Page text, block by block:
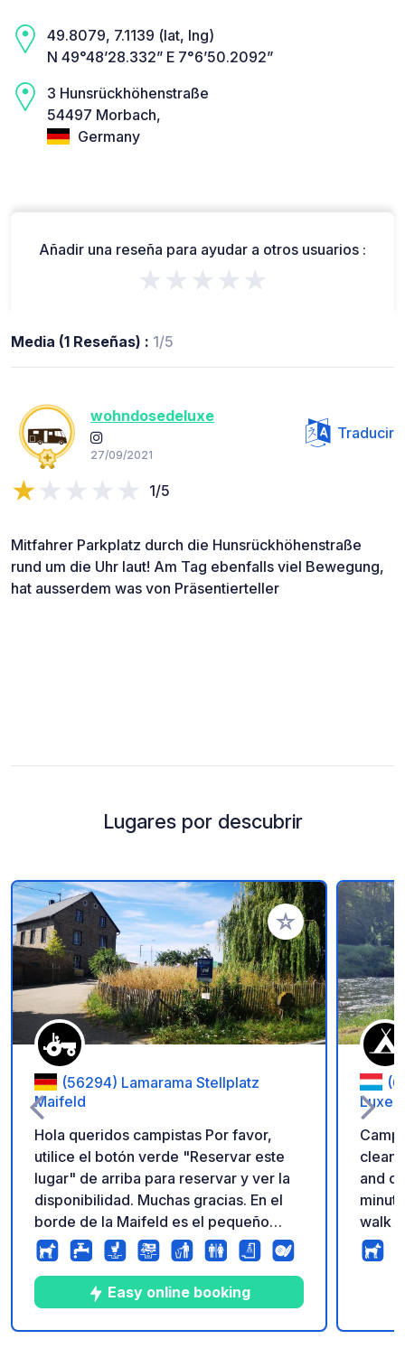
49.8079, 7.1139 (lat, lng)
N 49°48’28.332” E 7°6’50.2092”
3 Hunsrückhöhenstraße
54497 Morbach,
Germany
Añadir una reseña para ayudar a otros usuarios :
★★★★★
Media (1 Reseñas) : 1/5
wohndosedeluxe
27/09/2021
Traducir
1/5
Mitfahrer Parkplatz durch die Hunsrückhöhenstraße
rund um die Uhr laut! Am Tag ebenfalls viel Bewegung,
hat ausserdem was von Präsentierteller
Lugares por descubrir
Añadir a tus
(56294) Lamarama Stellplatz
Maifeld
Hola queridos campistas Por favor,
utilice el botón verde "Reservar este
lugar" de arriba para reservar y ver la
disponibilidad. Muchas gracias. En el
borde de la Maifeld es el pequeño
pueblo de Mörz. Aquí tenemos una
pequeña granja de caballos, llamas y
gallinas. En nuestro prado hay
suficiente espacio para su estancia
cerca del Mosela, Hunsrück y Eifel. Le
Easy online booking
clean
and
walk
the
from